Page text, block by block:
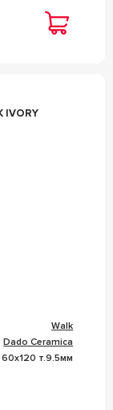
Walk
Dado Ceramica
60x120 т.9.5мм